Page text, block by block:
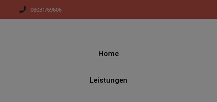
08031/69606
Home
Leistungen